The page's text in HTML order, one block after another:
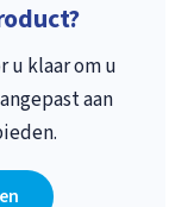
u klaar om u
aan